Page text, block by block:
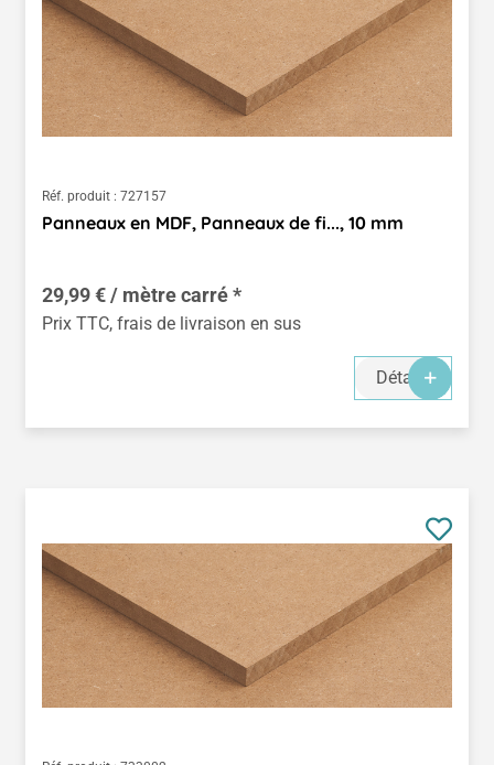
Réf. produit : 727157
Panneaux en MDF, Panneaux de fi..., 10 mm
29,99 € / mètre carré *
Prix TTC, frais de livraison en sus
Détails